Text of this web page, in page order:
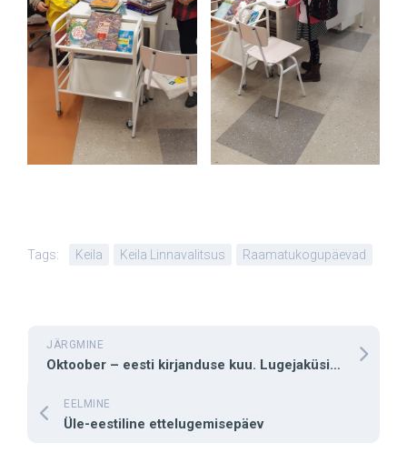
Tags: Keila Keila Linnavalitsus Raamatukogupäevad
JÄRGMINE
Oktoober – eesti kirjanduse kuu. Lugejaküsitlus
EELMINE
Üle-eestiline ettelugemisepäev